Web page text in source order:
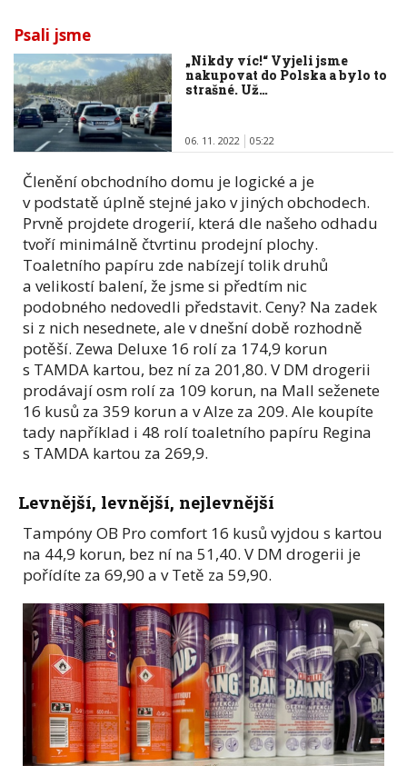
Psali jsme
„Nikdy víc!“ Vyjeli jsme
nakupovat do Polska a bylo to
strašné. Už…
06. 11. 2022 05:22
Členění obchodního domu je logické a je
v podstatě úplně stejné jako v jiných obchodech.
Prvně projdete drogerií, která dle našeho odhadu
tvoří minimálně čtvrtinu prodejní plochy.
Toaletního papíru zde nabízejí tolik druhů
a velikostí balení, že jsme si předtím nic
podobného nedovedli představit. Ceny? Na zadek
si z nich nesednete, ale v dnešní době rozhodně
potěší. Zewa Deluxe 16 rolí za 174,9 korun
s TAMDA kartou, bez ní za 201,80. V DM drogerii
prodávají osm rolí za 109 korun, na Mall seženete
16 kusů za 359 korun a v Alze za 209. Ale koupíte
tady například i 48 rolí toaletního papíru Regina
s TAMDA kartou za 269,9.
Levnější, levnější, nejlevnější
Tampóny OB Pro comfort 16 kusů vyjdou s kartou
na 44,9 korun, bez ní na 51,40. V DM drogerii je
pořídíte za 69,90 a v Tetě za 59,90.